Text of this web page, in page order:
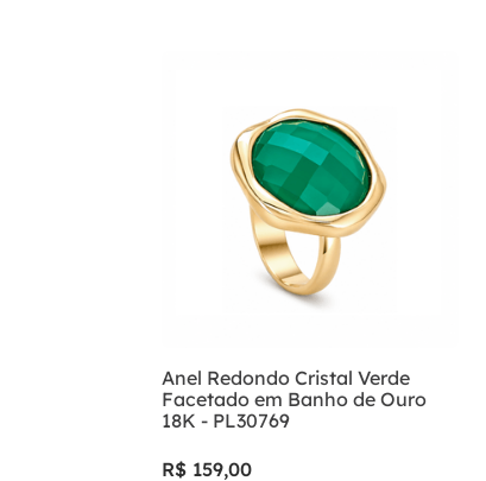
Anel Redondo Cristal Verde
Facetado em Banho de Ouro
18K - PL30769
R$ 159,00